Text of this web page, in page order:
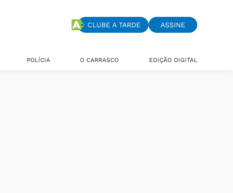
CLUBE A TARDE ASSINE
POLÍCIA O CARRASCO EDIÇÃO DIGITAL